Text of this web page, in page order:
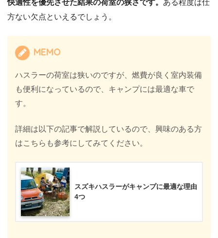
快適性を優先させた結果の荷室の狭さです。 ある程度は仕
方ない欠点といえるでしょう。
MEMO
ハスラーの荷室は狭いのですが、燃費が良く室内装備
も便利になっているので、キャンプには最適な車で
す。
詳細は以下の記事で解説しているので、興味のある方
はこちらも参考にしてみてください。
スズキハスラーがキャンプに最適な理由
4つ